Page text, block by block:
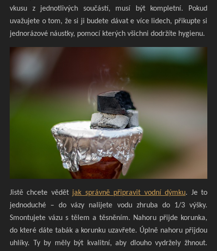
vkusu z jednotlivých součástí, musí být kompletní. Pokud
uvažujete o tom, že si ji budete dávat e více lidech, přikupte si
jednorázové náustky, pomocí kterých všichni dodržíte hygienu.
Jistě chcete vědět jak správně připravit vodní dýmku. Je to
jednoduché – do vázy nalijete vodu zhruba do 1/3 výšky.
Smontujete vázu s tělem a těsněním. Nahoru přijde korunka,
do které dáte tabák a korunku uzavřete. Úplně nahoru přijdou
uhlíky. Ty by měly být kvalitní, aby dlouho vydržely žhnout.